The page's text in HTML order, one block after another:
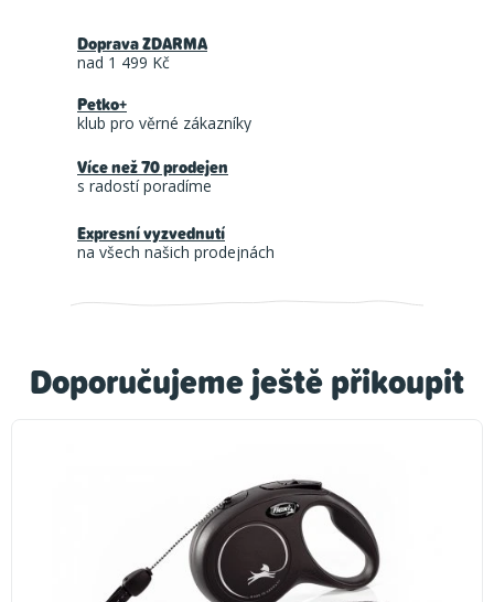
Doporučujeme ještě přikoupit
Doprava ZDARMA
nad 1 499 Kč
Petko+
klub pro věrné zákazníky
Více než 70 prodejen
s radostí poradíme
Expresní vyzvednutí
na všech našich prodejnách